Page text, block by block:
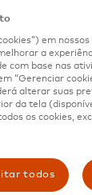
head and
Since
and helped
Eric
in market-
payments
cum
em
a
com base nas
“Gerenciar
alterar suas
da tela
os cookies,
todos